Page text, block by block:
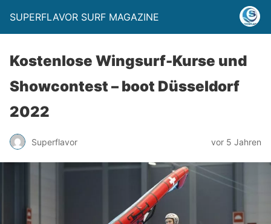
SUPERFLAVOR SURF MAGAZINE
Kostenlose Wingsurf-Kurse und
Showcontest – boot Düsseldorf
2022
Superflavor vor 5 Jahren